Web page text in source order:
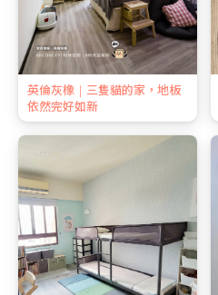
英倫灰橡｜三隻貓的家，地板
依然完好如新